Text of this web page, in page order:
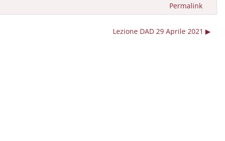
Permalink
Lezione DAD 29 Aprile 2021 ▶︎